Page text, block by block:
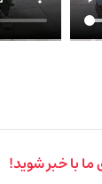
ما با خبر شوید!